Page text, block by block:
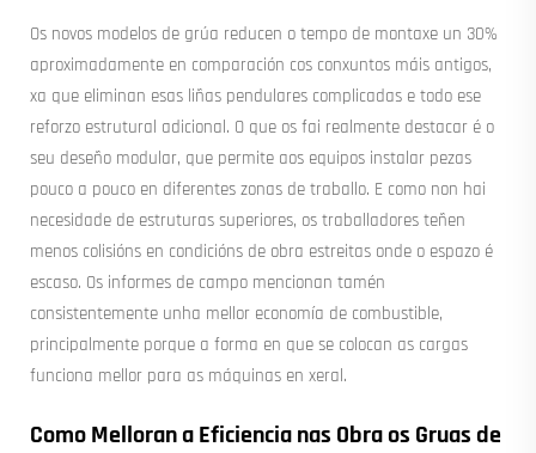
Os novos modelos de grúa reducen o tempo de montaxe un 30%
aproximadamente en comparación cos conxuntos máis antigos,
xa que eliminan esas liñas pendulares complicadas e todo ese
reforzo estrutural adicional. O que os fai realmente destacar é o
seu deseño modular, que permite aos equipos instalar pezas
pouco a pouco en diferentes zonas de traballo. E como non hai
necesidade de estruturas superiores, os traballadores teñen
menos colisións en condicións de obra estreitas onde o espazo é
escaso. Os informes de campo mencionan tamén
consistentemente unha mellor economía de combustible,
principalmente porque a forma en que se colocan as cargas
funciona mellor para as máquinas en xeral.
Como Melloran a Eficiencia nas Obra os Gruas de